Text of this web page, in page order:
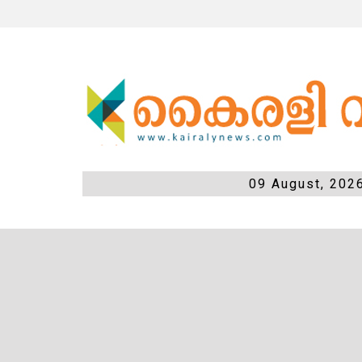
09 August,